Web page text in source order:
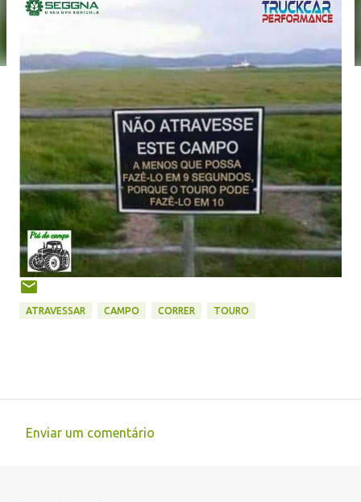
ATRAVESSAR CAMPO CORRER TOURO
Enviar um comentário